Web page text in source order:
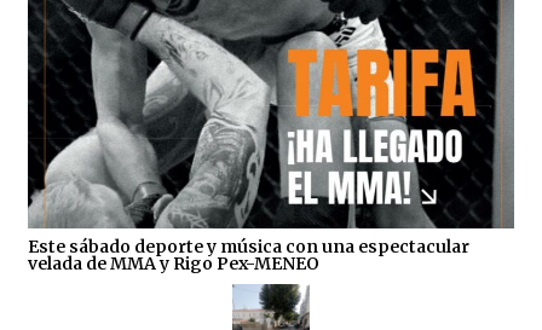
Este sábado deporte y música con una espectacular
velada de MMA y Rigo Pex-MENEO